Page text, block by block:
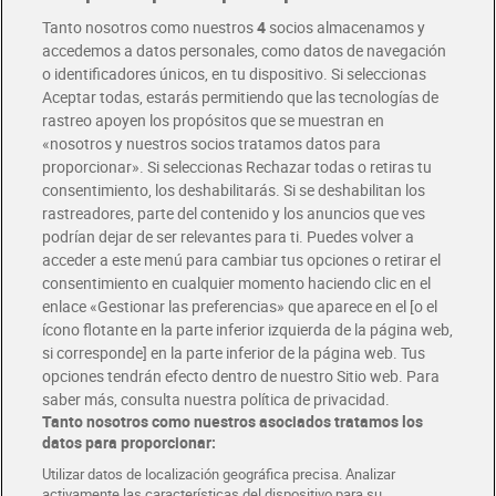
Envío gratis por compras superiores a 100€
Envío estandar por 4,99€
Glovo y Uber Eats
Solicita tu factura de Glovo o Uber Eats
Únete al CLUB Dia
Disfruta las ventajas y ofertas exclusivas.
Descárgate la APP Dia
Folletos y Tiendas
Descubre las mejores ofertas y busca tu tienda más cercana
Tarjeta MaX Dia
Te devuelve hasta 8€/mes de tus compras.
¡Solicita tu tarjeta de crédito aquí!
Tanto nosotros como nuestros4socios almacenamos y
accedemos a datos personales, como datos de navegación
o identificadores únicos, en tu dispositivo. Si seleccionas
Aceptar todas, estarás permitiendo que las tecnologías de
rastreo apoyen los propósitos que se muestran en
«nosotros y nuestros socios tratamos datos para
proporcionar». Si seleccionas Rechazar todas o retiras tu
consentimiento, los deshabilitarás. Si se deshabilitan los
rastreadores, parte del contenido y los anuncios que ves
podrían dejar de ser relevantes para ti. Puedes volver a
acceder a este menú para cambiar tus opciones o retirar el
consentimiento en cualquier momento haciendo clic en el
enlace «Gestionar las preferencias» que aparece en el [o el
ícono flotante en la parte inferior izquierda de la página web,
si corresponde] en la parte inferior de la página web. Tus
opciones tendrán efecto dentro de nuestro Sitio web. Para
saber más, consulta nuestra política de privacidad.
Tanto nosotros como nuestros asociados tratamos los
datos para proporcionar:
Utilizar datos de localización geográfica precisa. Analizar